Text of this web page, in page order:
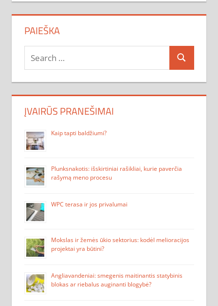
PAIEŠKA
Search
for:
Search
ĮVAIRŪS PRANEŠIMAI
Kaip tapti baldžiumi?
Plunksnakotis: išskirtiniai rašikliai, kurie paverčia
rašymą meno procesu
WPC terasa ir jos privalumai
Mokslas ir žemės ūkio sektorius: kodėl melioracijos
projektai yra būtini?
Angliavandeniai: smegenis maitinantis statybinis
blokas ar riebalus auginanti blogybė?